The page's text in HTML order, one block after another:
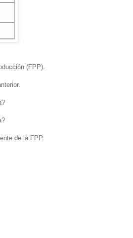
(FPP).
de la FPP.